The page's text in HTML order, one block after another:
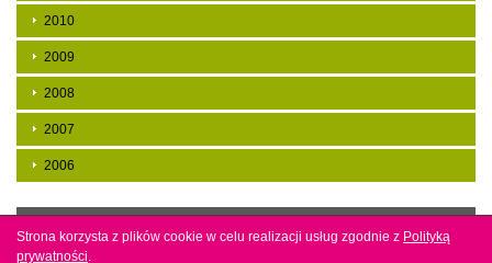
Strona korzysta z plików cookie w celu realizacji usług zgodnie z Polityką
prywatności.
Strona korzysta z plików cookie w celu realizacji usług zgodnie z Polityką
prywatności.
2010
2009
2008
2007
2006
Copyright by mbp w Jaśle. Projekt i wykonanieAgencja